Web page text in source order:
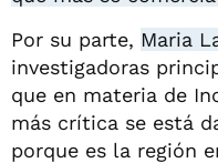
Por su parte, Maria
investigadoras
que en materia de
más crítica se está
porque es la región